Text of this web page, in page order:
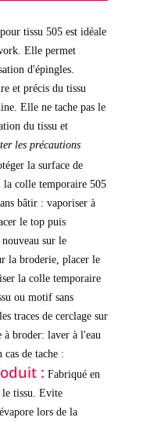
tissu 505 est idéale
Elle permet
d'épingles.
et précis du tissu
Elle ne tache pas le
du tissu et
les précautions
la surface de
colle temporaire 505
bâtir : vaporiser à
le top puis
sur le
la broderie, placer le
la colle temporaire
ou motif sans
traces de cerclage sur
à broder: laver à l'eau
de tache :
: Fabriqué en
tissu. Evite
lors de la